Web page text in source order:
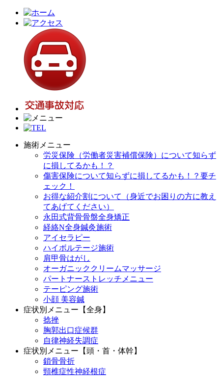
施術メニュー
労災保険（労働者災害補償保険）について知らず
に損してるかも！？
傷害保険について知らずに損してるかも！？要チ
ェック！
お得な紹介割について（身近でお困りの方に教え
てあげてください）
永田式背骨骨盤全身矯正
経絡N全身鍼灸施術
アイセラピー
ハイボルテージ施術
肩甲骨はがし
オーガニッククリームマッサージ
パートナーストレッチメニュー
テーピング施術
小顔 美容鍼
症状別メニュー【全身】
捻挫
胸郭出口症候群
自律神経失調症
症状別メニュー【頭・首・体幹】
鎖骨骨折
頸椎症性神経根症